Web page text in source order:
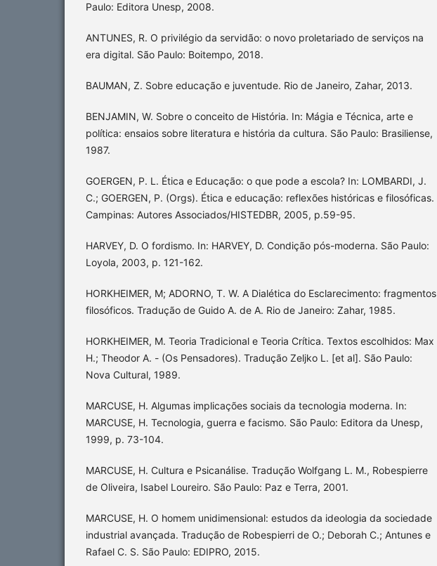
Paulo: Editora Unesp, 2008.
ANTUNES, R. O privilégio da servidão: o novo proletariado de serviços na
era digital. São Paulo: Boitempo, 2018.
BAUMAN, Z. Sobre educação e juventude. Rio de Janeiro, Zahar, 2013.
BENJAMIN, W. Sobre o conceito de História. In: Mágia e Técnica, arte e
política: ensaios sobre literatura e história da cultura. São Paulo: Brasiliense,
1987.
GOERGEN, P. L. Ética e Educação: o que pode a escola? In: LOMBARDI, J.
C.; GOERGEN, P. (Orgs). Ética e educação: reflexões históricas e filosóficas.
Campinas: Autores Associados/HISTEDBR, 2005, p.59-95.
HARVEY, D. O fordismo. In: HARVEY, D. Condição pós-moderna. São Paulo:
Loyola, 2003, p. 121-162.
HORKHEIMER, M; ADORNO, T. W. A Dialética do Esclarecimento: fragmentos
filosóficos. Tradução de Guido A. de A. Rio de Janeiro: Zahar, 1985.
HORKHEIMER, M. Teoria Tradicional e Teoria Crítica. Textos escolhidos: Max
H.; Theodor A. - (Os Pensadores). Tradução Zeljko L. [et al]. São Paulo:
Nova Cultural, 1989.
MARCUSE, H. Algumas implicações sociais da tecnologia moderna. In:
MARCUSE, H. Tecnologia, guerra e facismo. São Paulo: Editora da Unesp,
1999, p. 73-104.
MARCUSE, H. Cultura e Psicanálise. Tradução Wolfgang L. M., Robespierre
de Oliveira, Isabel Loureiro. São Paulo: Paz e Terra, 2001.
MARCUSE, H. O homem unidimensional: estudos da ideologia da sociedade
industrial avançada. Tradução de Robespierri de O.; Deborah C.; Antunes e
Rafael C. S. São Paulo: EDIPRO, 2015.